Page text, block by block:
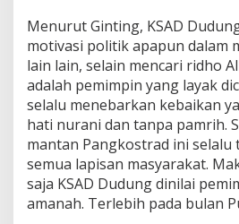
i
a
n
J
e
n
d
r
a
l
D
Menurut Ginting, KSAD
motivasi politik apapun dalam
lain lain, selain mencari ridho
adalah pemimpin yang layak
selalu menebarkan kebaikan
hati nurani dan tanpa pamrih.
mantan Pangkostrad ini
semua lapisan masyarakat.
saja KSAD Dudung dinilai
amanah. Terlebih pada bulan